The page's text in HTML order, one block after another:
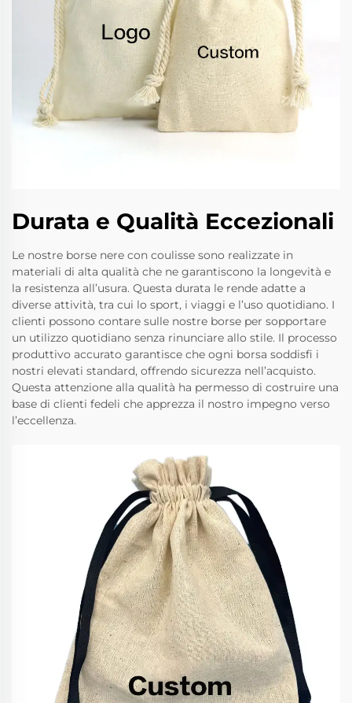
Durata e Qualità Eccezionali
Le nostre borse nere con coulisse sono realizzate in
materiali di alta qualità che ne garantiscono la longevità e
la resistenza all’usura. Questa durata le rende adatte a
diverse attività, tra cui lo sport, i viaggi e l’uso quotidiano. I
clienti possono contare sulle nostre borse per sopportare
un utilizzo quotidiano senza rinunciare allo stile. Il processo
produttivo accurato garantisce che ogni borsa soddisfi i
nostri elevati standard, offrendo sicurezza nell’acquisto.
Questa attenzione alla qualità ha permesso di costruire una
base di clienti fedeli che apprezza il nostro impegno verso
l’eccellenza.